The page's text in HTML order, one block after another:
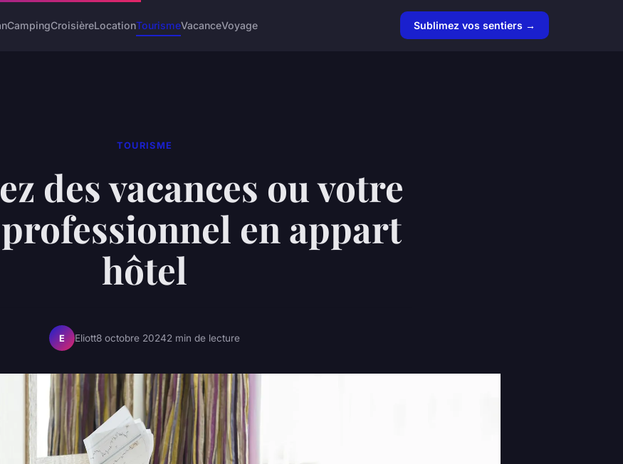
CampingCroisièreLocationTourismeVacanceVoyage Sublimez vos sentiers →
TOURISME
des vacances ou votre
en appart
hôtel
E Eliott8 octobre 20242 min de lecture